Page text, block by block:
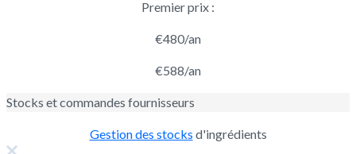
Premier prix :
€480/an
€588/an
Stocks et commandes fournisseurs
Gestion des stocks d'ingrédients